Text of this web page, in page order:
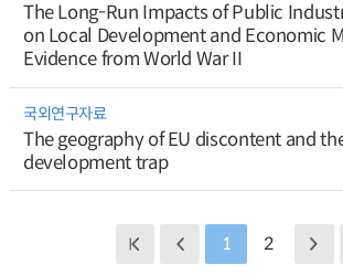
The Long-Run Impacts of Public
on Local Development and Economic
Evidence from World War II
국외연구자료
The geography of EU discontent and
development trap
1 2